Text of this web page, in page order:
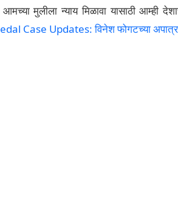
मुलीला न्याय मिळावा यासाठी आम्ही
Case Updates: विनेश फोगटच्या